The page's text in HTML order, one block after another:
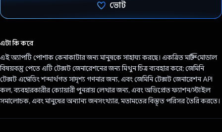
ভোট
এটা কি করে
এই অ্যাপটি পোশাক কেনাকাটার জন্য মানুষকে সাহায্য করছে। একত্রিত মাল্টি-মোডাল
বিষয়বস্তু পেতে এটি টেক্সট জেনারেশনের জন্য মিথুন চিত্র ব্যবহার করে; জেমিনি
টেক্সট এম্বেডিং শব্দার্থগত সাদৃশ্য গণনার জন্য, এবং জেমিনি টেক্সট জেনারেশন API
কল, ব্যবহারকারীর ক্যোয়ারী পুনরায় লেখার জন্য, এবং অভিপ্রেত ফ্যাশন/স্টাইল
সমালোচক, এবং মানুষের অন্যান্য জনসংখ্যার, মতামতের বিস্তৃত পরিসর তৈরি করতে।